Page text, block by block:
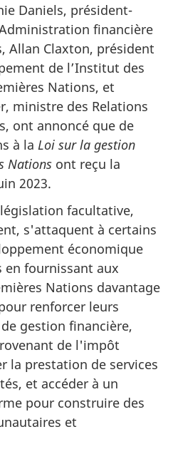
Daniels, président-
financière
Allan Claxton, président
de l’Institut des
Nations, et
ministre des Relations
ont annoncé que de
à la Loi sur la gestion
Nations ont reçu la
2023.
facultative,
s'attaquent à certains
économique
en fournissant aux
Nations davantage
renforcer leurs
gestion financière,
de l'impôt
la prestation de services
et accéder à un
pour construire des
et